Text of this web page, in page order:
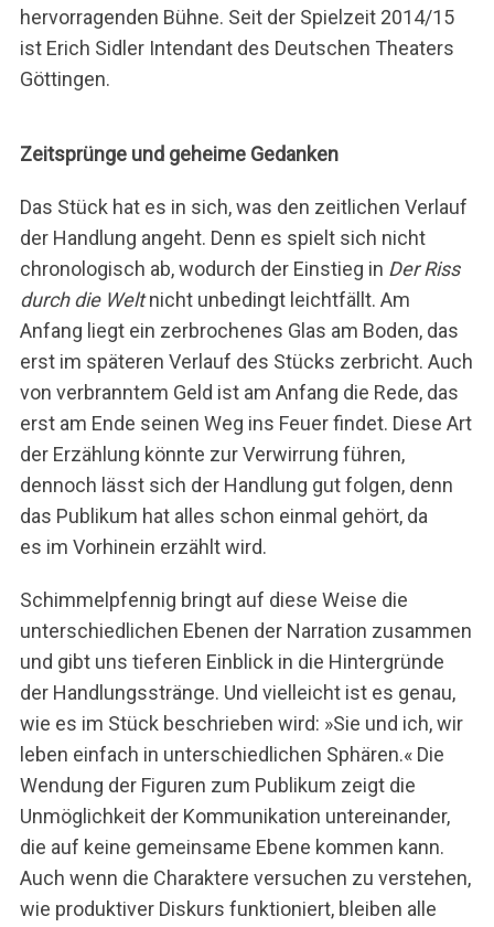
hervorragenden Bühne. Seit der Spielzeit 2014/15
ist Erich Sidler Intendant des Deutschen Theaters
Göttingen.
Zeitsprünge und geheime Gedanken
Das Stück hat es in sich, was den zeitlichen Verlauf
der Handlung angeht. Denn es spielt sich nicht
chronologisch ab, wodurch der Einstieg in Der Riss
durch die Weltnicht unbedingt leichtfällt. Am
Anfang liegt ein zerbrochenes Glas am Boden, das
erst im späteren Verlauf des Stücks zerbricht. Auch
von verbranntem Geld ist am Anfang die Rede, das
erst am Ende seinen Weg ins Feuer findet. Diese Art
der Erzählung könnte zur Verwirrung führen,
dennoch lässt sich der Handlung gut folgen, denn
das Publikum hat alles schon einmal gehört, da
es im Vorhinein erzählt wird.
Schimmelpfennig bringt auf diese Weise die
unterschiedlichen Ebenen der Narration zusammen
und gibt uns tieferen Einblick in die Hintergründe
der Handlungsstränge. Und vielleicht ist es genau,
wie es im Stück beschrieben wird: »Sie und ich, wir
leben einfach in unterschiedlichen Sphären.« Die
Wendung der Figuren zum Publikum zeigt die
Unmöglichkeit der Kommunikation untereinander,
die auf keine gemeinsame Ebene kommen kann.
Auch wenn die Charaktere versuchen zu verstehen,
wie produktiver Diskurs funktioniert, bleiben alle